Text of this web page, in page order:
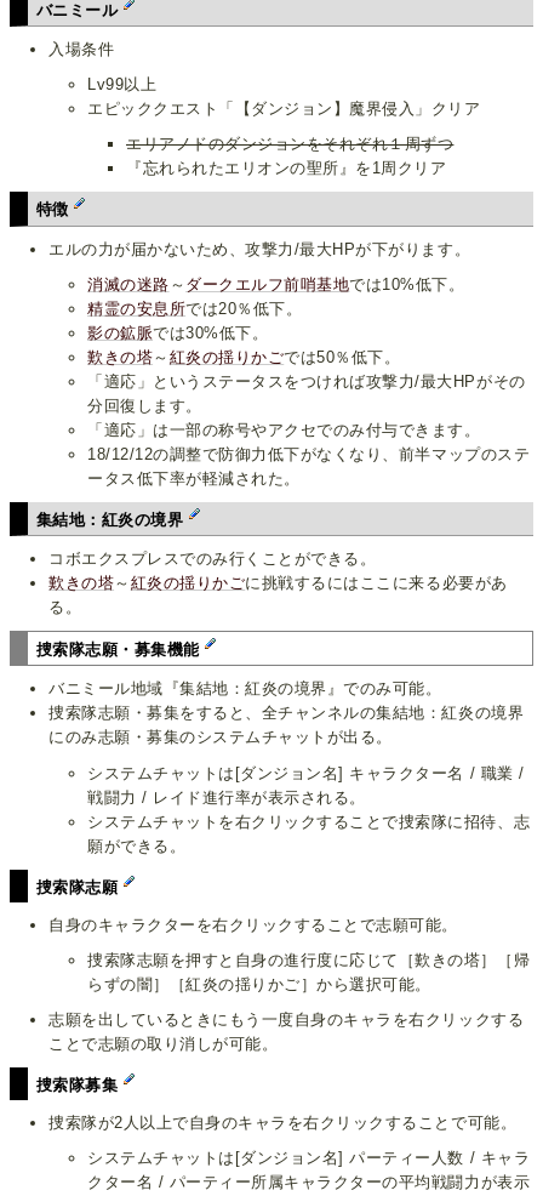
バニミール
入場条件
Lv99以上
エピッククエスト「【ダンジョン】魔界侵入」クリア
エリアノドのダンジョンをそれぞれ１周ずつ
『忘れられたエリオンの聖所』を1周クリア
特徴
エルの力が届かないため、攻撃力/最大HPが下がります。
消滅の迷路 ～ ダークエルフ前哨基地では10%低下。
精霊の安息所では20％低下。
影の鉱脈では30%低下。
歎きの塔～ 紅炎の揺りかごでは50％低下。
「適応」というステータスをつければ攻撃力/最大HPがその
分回復します。
「適応」は一部の称号やアクセでのみ付与できます。
18/12/12の調整で防御力低下がなくなり、前半マップのステ
ータス低下率が軽減された。
集結地：紅炎の境界
コボエクスプレスでのみ行くことができる。
歎きの塔～ 紅炎の揺りかごに挑戦するにはここに来る必要があ
る。
捜索隊志願・募集機能
バニミール地域『集結地：紅炎の境界』でのみ可能。
捜索隊志願・募集をすると、全チャンネルの集結地：紅炎の境界
にのみ志願・募集のシステムチャットが出る。
システムチャットは[ダンジョン名] キャラクター名 / 職業 /
戦闘力 / レイド進行率が表示される。
システムチャットを右クリックすることで捜索隊に招待、志
願ができる。
捜索隊志願
自身のキャラクターを右クリックすることで志願可能。
捜索隊志願を押すと自身の進行度に応じて［歎きの塔］［帰
らずの闇］［紅炎の揺りかご］から選択可能。
志願を出しているときにもう一度自身のキャラを右クリックする
ことで志願の取り消しが可能。
捜索隊募集
捜索隊が2人以上で自身のキャラを右クリックすることで可能。
システムチャットは[ダンジョン名] パーティー人数 / キャラ
クター名 / パーティー所属キャラクターの平均戦闘力が表示